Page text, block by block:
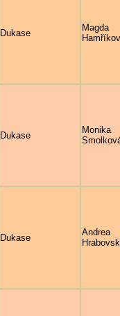
Dukase
Magda
Dukase
Monika
Dukase
Andrea